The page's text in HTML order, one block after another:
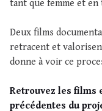
tant que femme et
Deux films
retracent et
donne à voir ce
Retrouvez les films
précédentes du